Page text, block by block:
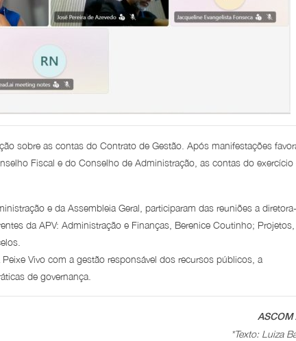
sobre as contas do Contrato de Gestão. Após manifestações
Fiscal e do Conselho de Administração, as contas do exercício
e da Assembleia Geral, participaram das reuniões a diretora-
da APV: Administração e Finanças, Berenice Coutinho; Projetos,
Vivo com a gestão responsável dos recursos públicos, a
de governança.
ASCOM
*Texto: Luiza